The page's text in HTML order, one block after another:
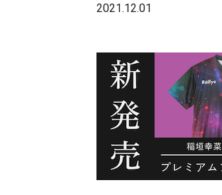
2021.12.01